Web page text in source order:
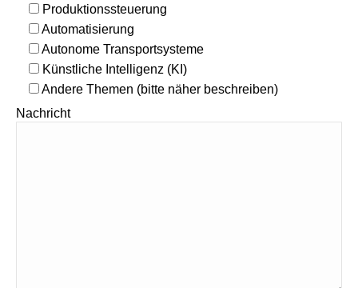
Produktionssteuerung
Automatisierung
Autonome Transportsysteme
Künstliche Intelligenz (KI)
Andere Themen (bitte näher beschreiben)
Nachricht